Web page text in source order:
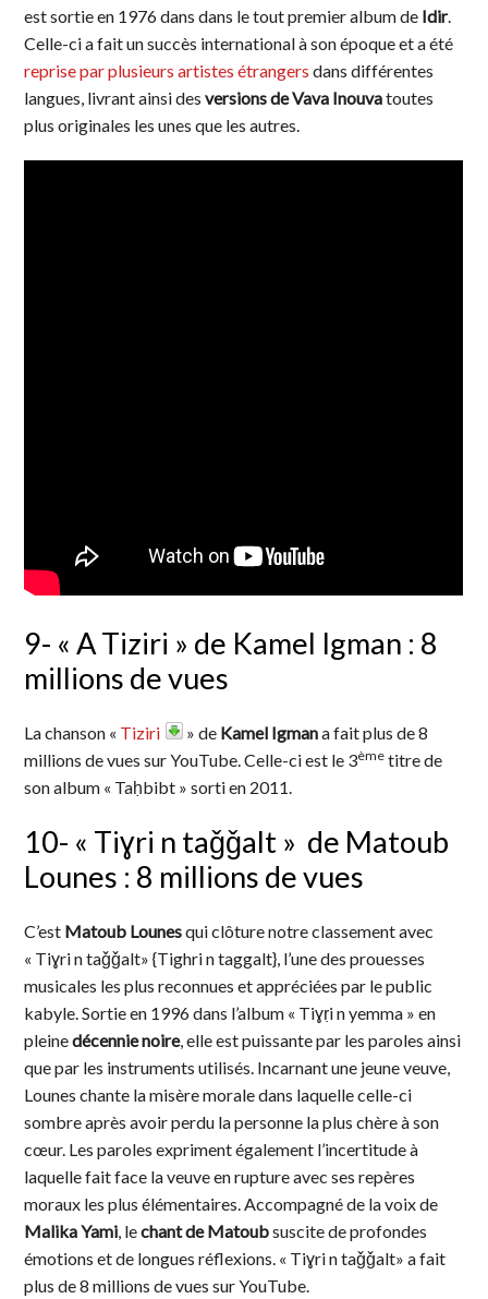
est sortie en 1976 dans dans le tout premier album de Idir.
Celle-ci a fait un succès international à son époque et a été
reprise par plusieurs artistes étrangers dans différentes
langues, livrant ainsi desversions de Vava Inouvatoutes
plus originales les unes que les autres.
9- « A Tiziri » de Kamel Igman : 8
millions de vues
La chanson « Tiziri » de Kamel Igmana fait plus de 8
millions de vues sur YouTube. Celle-ci est le 3ème titre de
son album « Taḥbibt » sorti en 2011.
10- « Tiɣri n taǧǧalt » de Matoub
Lounes : 8 millions de vues
C’est Matoub Lounesqui clôture notre classement avec
« Tiɣri n taǧǧalt» {Tighri n taggalt}, l’une des prouesses
musicales les plus reconnues et appréciées par le public
kabyle. Sortie en 1996 dans l’album « Tiɣṛi n yemma » en
pleinedécennie noire, elle est puissante par les paroles ainsi
que par les instruments utilisés. Incarnant une jeune veuve,
Lounes chante la misère morale dans laquelle celle-ci
sombre après avoir perdu la personne la plus chère à son
cœur. Les paroles expriment également l’incertitude à
laquelle fait face la veuve en rupture avec ses repères
moraux les plus élémentaires. Accompagné de la voix de
Malika Yami , lechant de Matoubsuscite de profondes
émotions et de longues réflexions. « Tiɣri n taǧǧalt» a fait
plus de 8 millions de vues sur YouTube.